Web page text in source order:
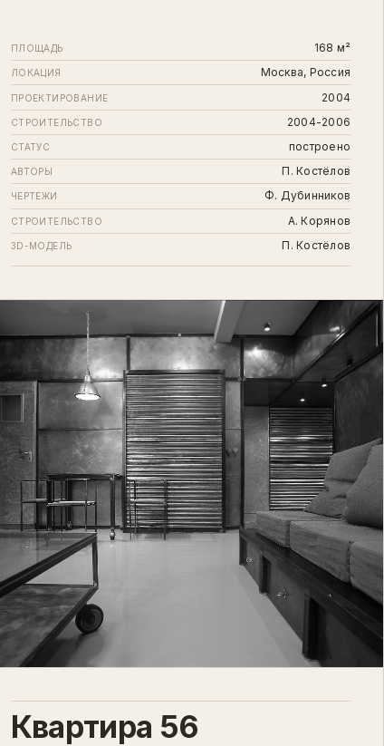
ПЛОЩАДЬ 168 м²
ЛОКАЦИЯ Москва, Россия
ПРОЕКТИРОВАНИЕ 2004
СТРОИТЕЛЬСТВО 2004-2006
СТАТУС построено
АВТОРЫ П. Костёлов
ЧЕРТЕЖИ Ф. Дубинников
СТРОИТЕЛЬСТВО А. Корянов
3D-МОДЕЛЬ П. Костёлов
Квартира 56